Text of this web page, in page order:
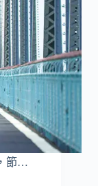
節…